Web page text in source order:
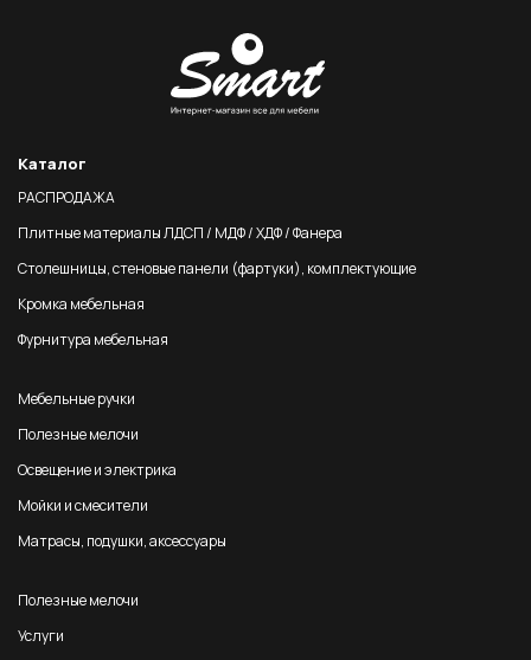
Каталог
РАСПРОДАЖА
Плитные материалы ЛДСП / МДФ / ХДФ / Фанера
Столешницы, стеновые панели (фартуки), комплектующие
Кромка мебельная
Фурнитура мебельная
Мебельные ручки
Полезные мелочи
Освещение и электрика
Мойки и смесители
Матрасы, подушки, аксессуары
Полезные мелочи
Услуги